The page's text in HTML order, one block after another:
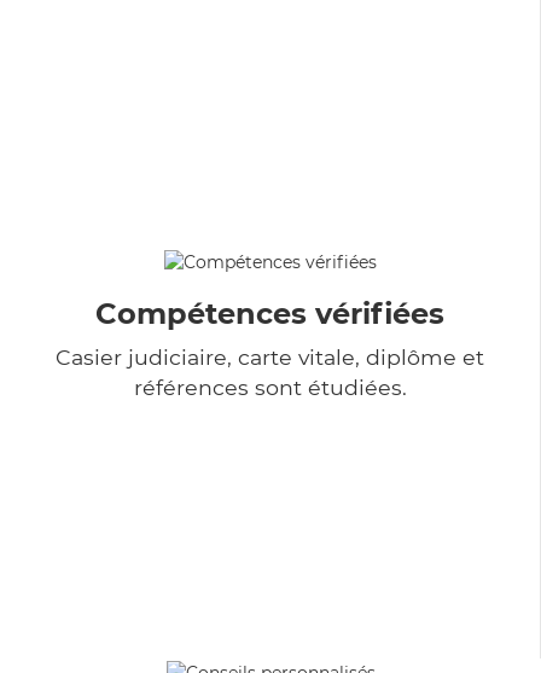
Compétences vérifiées
Casier judiciaire, carte vitale, diplôme et
références sont étudiées.